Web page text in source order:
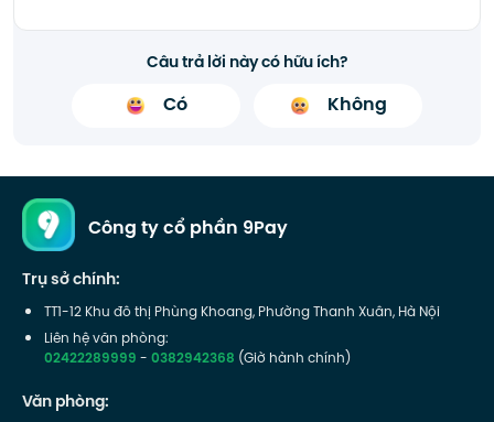
Câu trả lời này có hữu ích?
Có Không
Công ty cổ phần 9Pay
Trụ sở chính:
TT1-12 Khu đô thị Phùng Khoang, Phường Thanh Xuân, Hà Nội
Liên hệ văn phòng:
02422289999-0382942368 (Giờ hành chính)
Văn phòng: